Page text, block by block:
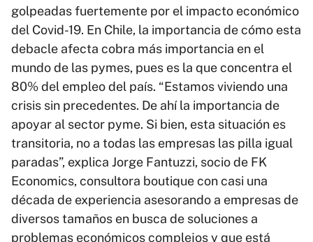
golpeadas fuertemente por el impacto económico
del Covid-19. En Chile, la importancia de cómo esta
debacle afecta cobra más importancia en el
mundo de las pymes, pues es la que concentra el
80% del empleo del país. “Estamos viviendo una
crisis sin precedentes. De ahí la importancia de
apoyar al sector pyme. Si bien, esta situación es
transitoria, no a todas las empresas las pilla igual
paradas”, explica Jorge Fantuzzi, socio de FK
Economics, consultora boutique con casi una
década de experiencia asesorando a empresas de
diversos tamaños en busca de soluciones a
problemas económicos complejos y que está